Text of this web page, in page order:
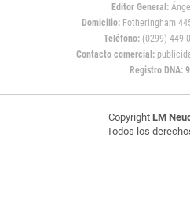
Editor General:
Domicilio:Fotheringham
Teléfono: (0299) 449
Contacto comercial:
Registro DNA:
Copyright LM
Todos los